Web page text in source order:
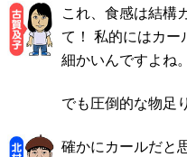
これ、食感は結構
て！ 私的にはカー
細かいんですよね。
でも圧倒的な物足
確かにカールだと